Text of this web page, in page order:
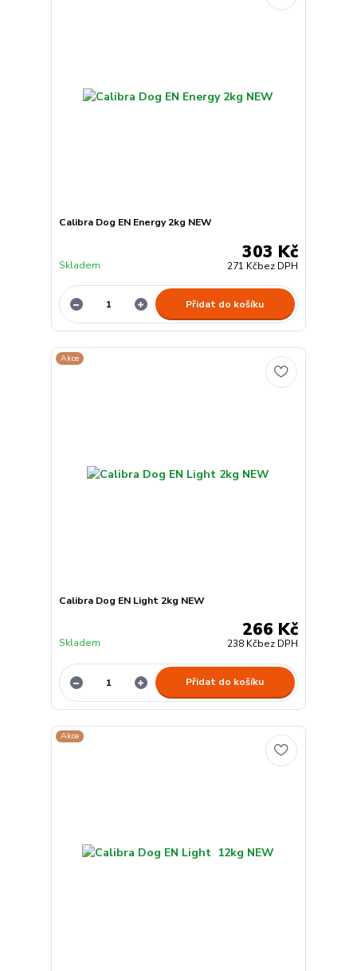
Calibra Dog EN Energy 2kg NEW
303 Kč
271 Kčbez DPH
Skladem
Přidat do košíku
Akce
Calibra Dog EN Light 2kg NEW
266 Kč
238 Kčbez DPH
Skladem
Přidat do košíku
Akce